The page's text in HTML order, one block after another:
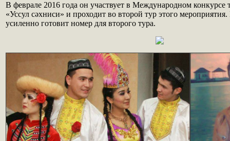
В феврале 2016 года он участвует в Международном конкурсе
«Уссул сәхниси» и проходит во второй тур этого
усиленно готовит номер для второго тура.